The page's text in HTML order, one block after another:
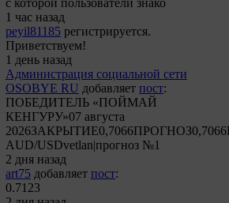
с которой пользователи знако
1 час назад
peyil81185 регистрируется.
Приветствуем!
1 день назад
Администрация социальной сети
OSOBYE RU добавляет пост:
ПОБЕДИТЕЛЬ «ПОЙМАЙ
КЕНГУРУ»07 августа
AUD/USDvetlan|прогноз №1
2 дня назад
art75 добавляет пост:
0.7123